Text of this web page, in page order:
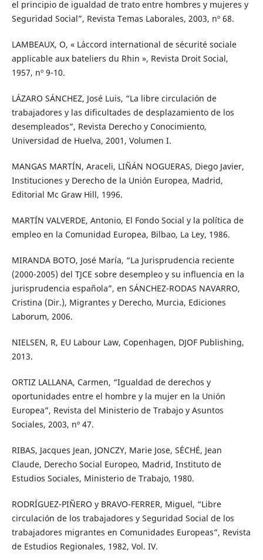
el principio de igualdad de trato entre hombres y mujeres y
Seguridad Social”, Revista Temas Laborales, 2003, nº 68.
LAMBEAUX, O, « L´accord international de sécurité sociale
applicable aux bateliers du Rhin », Revista Droit Social,
1957, nº 9-10.
LÁZARO SÁNCHEZ, José Luis, “La libre circulación de
trabajadores y las dificultades de desplazamiento de los
desempleados”, Revista Derecho y Conocimiento,
Universidad de Huelva, 2001, Volumen I.
MANGAS MARTÍN, Araceli, LIÑÁN NOGUERAS, Diego Javier,
Instituciones y Derecho de la Unión Europea, Madrid,
Editorial Mc Graw Hill, 1996.
MARTÍN VALVERDE, Antonio, El Fondo Social y la política de
empleo en la Comunidad Europea, Bilbao, La Ley, 1986.
MIRANDA BOTO, José María, “La Jurisprudencia reciente
(2000-2005) del TJCE sobre desempleo y su influencia en la
jurisprudencia española”, en SÁNCHEZ-RODAS NAVARRO,
Cristina (Dir.), Migrantes y Derecho, Murcia, Ediciones
Laborum, 2006.
NIELSEN, R, EU Labour Law, Copenhagen, DJOF Publishing,
2013.
ORTIZ LALLANA, Carmen, “Igualdad de derechos y
oportunidades entre el hombre y la mujer en la Unión
Europea”, Revista del Ministerio de Trabajo y Asuntos
Sociales, 2003, nº 47.
RIBAS, Jacques Jean, JONCZY, Marie Jose, SÉCHÉ, Jean
Claude, Derecho Social Europeo, Madrid, Instituto de
Estudios Sociales, Ministerio de Trabajo, 1980.
RODRÍGUEZ-PIÑERO y BRAVO-FERRER, Miguel, “Libre
circulación de los trabajadores y Seguridad Social de los
trabajadores migrantes en Comunidades Europeas”, Revista
de Estudios Regionales, 1982, Vol. IV.